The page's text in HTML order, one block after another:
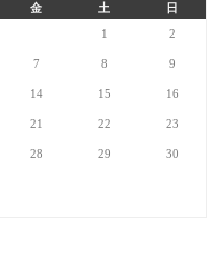
金 土
日
1
2
7 8 9
14 15 16
21 22 23
28 29 30